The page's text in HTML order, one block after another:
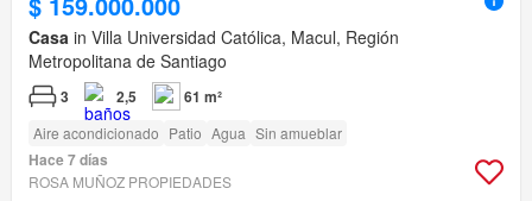
Casa in Villa Universidad Católica, Macul, Región
Metropolitana de Santiago
3 2,5 61 m²
Aire acondicionado Patio Agua Sin amueblar
Hace 7 días
ROSA MUÑOZ PROPIEDADES